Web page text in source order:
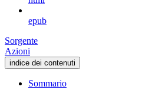
epub
Sorgente
Azioni
indice dei contenuti
Sommario